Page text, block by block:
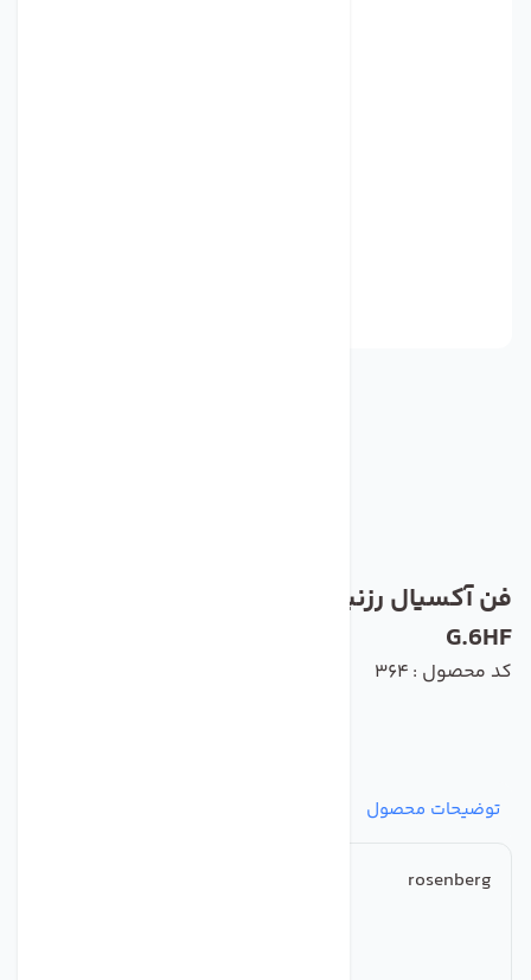
G.6HF
کد محصول : 364
توضیحات محصول
rosenberg